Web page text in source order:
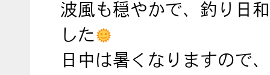
波風も穏やかで、釣り日
した
日中は暑くなりますので